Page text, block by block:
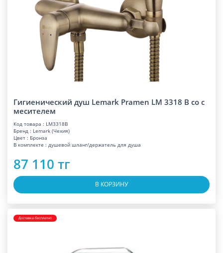
Гигиенический душ Lemark Pramen LM 3318 B со с
месителем
Код товара : LM3318B
Бренд : Lemark (Чехия)
Цвет : Бронза
В комплекте : душевой шланг/держатель для душа
87 110 тг
В КОРЗИНУ
Доставка бесплатно